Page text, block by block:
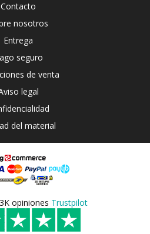
Contacto
nosotros
Entrega
seguro
de venta
legal
del material
opiniones Trustpilot